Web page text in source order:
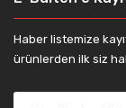
Haber listemize
ürünlerden ilk siz